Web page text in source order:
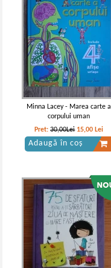
Minna Lacey - Marea carte a
corpului uman
Pret:30,00Lei 15,00 Lei
Adaugă în coș